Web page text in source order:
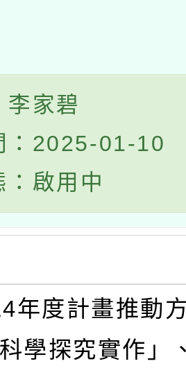
李家碧
：2025-01-10
：啟用中
年度計畫推動
科學探究實作」